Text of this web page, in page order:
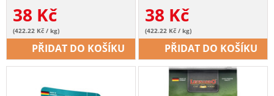
38 Kč
(422.22 Kč / kg)
PŘIDAT DO KOŠÍKU
38 Kč
(422.22 Kč / kg)
PŘIDAT DO KOŠÍKU